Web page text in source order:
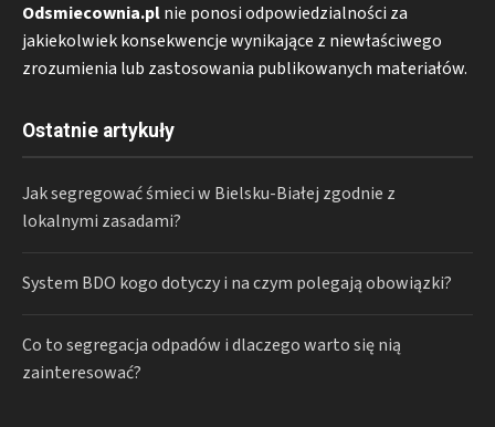
Odsmiecownia.plnie ponosi odpowiedzialności za
jakiekolwiek konsekwencje wynikające z niewłaściwego
zrozumienia lub zastosowania publikowanych materiałów.
Ostatnie artykuły
Jak segregować śmieci w Bielsku-Białej zgodnie z
lokalnymi zasadami?
System BDO kogo dotyczy i na czym polegają obowiązki?
Co to segregacja odpadów i dlaczego warto się nią
zainteresować?